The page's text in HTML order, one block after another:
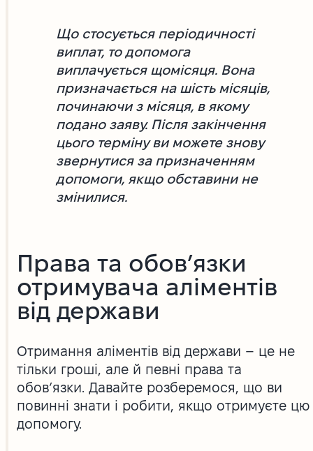
Що стосується періодичності
виплат, то допомога
виплачується щомісяця. Вона
призначається на шість місяців,
починаючи з місяця, в якому
подано заяву. Після закінчення
цього терміну ви можете знову
звернутися за призначенням
допомоги, якщо обставини не
змінилися.
Права та обов’язки
отримувача аліментів
від держави
Отримання аліментів від держави – це не
тільки гроші, але й певні права та
обов’язки. Давайте розберемося, що ви
повинні знати і робити, якщо отримуєте цю
допомогу.